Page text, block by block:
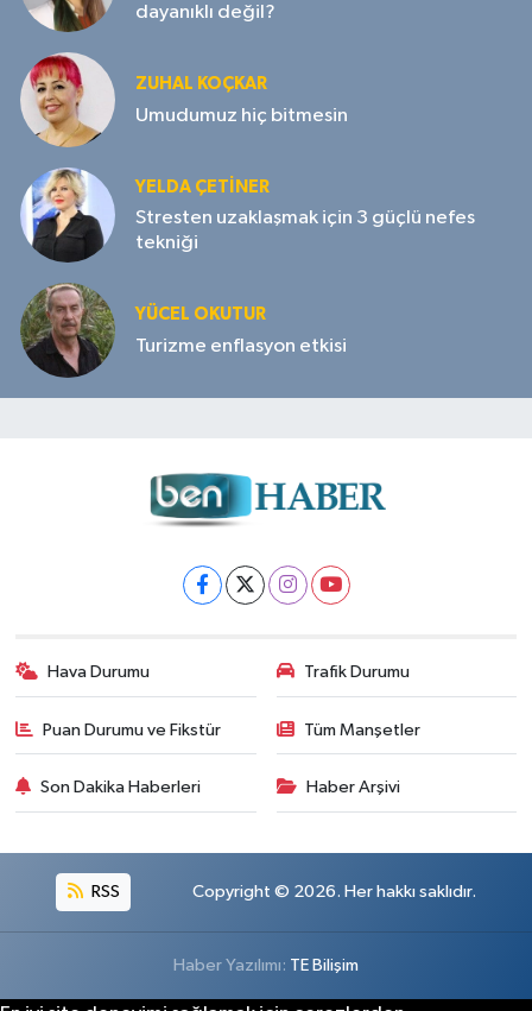
dayanıklı değil?
ZUHAL KOÇKAR
Umudumuz hiç bitmesin
YELDA ÇETİNER
Stresten uzaklaşmak için 3 güçlü nefes
tekniği
YÜCEL OKUTUR
Turizme enflasyon etkisi
Hava Durumu Trafik Durumu
Puan Durumu ve Fikstür Tüm Manşetler
Son Dakika Haberleri Haber Arşivi
RSS Copyright © 2026. Her hakkı saklıdır.
Haber Yazılımı: TE Bilişim